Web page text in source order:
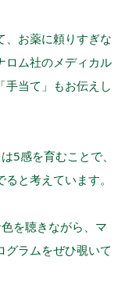
、お薬に頼りすぎな
ム社のメディカル
手当て」もお伝えし
5感を育むことで、
と考えています。
を聴きながら、マ
グラムをぜひ覗いて